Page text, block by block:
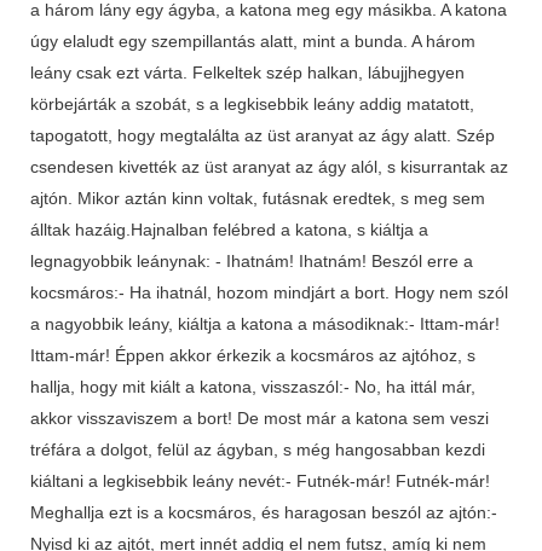
a három lány egy ágyba, a katona meg egy másikba. A katona
úgy elaludt egy szempillantás alatt, mint a bunda. A három
leány csak ezt várta. Felkeltek szép halkan, lábujjhegyen
körbejárták a szobát, s a legkisebbik leány addig matatott,
tapogatott, hogy megtalálta az üst aranyat az ágy alatt. Szép
csendesen kivették az üst aranyat az ágy alól, s kisurrantak az
ajtón. Mikor aztán kinn voltak, futásnak eredtek, s meg sem
álltak hazáig.Hajnalban felébred a katona, s kiáltja a
legnagyobbik leánynak: - Ihatnám! Ihatnám! Beszól erre a
kocsmáros:- Ha ihatnál, hozom mindjárt a bort. Hogy nem szól
a nagyobbik leány, kiáltja a katona a másodiknak:- Ittam-már!
Ittam-már! Éppen akkor érkezik a kocsmáros az ajtóhoz, s
hallja, hogy mit kiált a katona, visszaszól:- No, ha ittál már,
akkor visszaviszem a bort! De most már a katona sem veszi
tréfára a dolgot, felül az ágyban, s még hangosabban kezdi
kiáltani a legkisebbik leány nevét:- Futnék-már! Futnék-már!
Meghallja ezt is a kocsmáros, és haragosan beszól az ajtón:-
Nyisd ki az ajtót, mert innét addig el nem futsz, amíg ki nem